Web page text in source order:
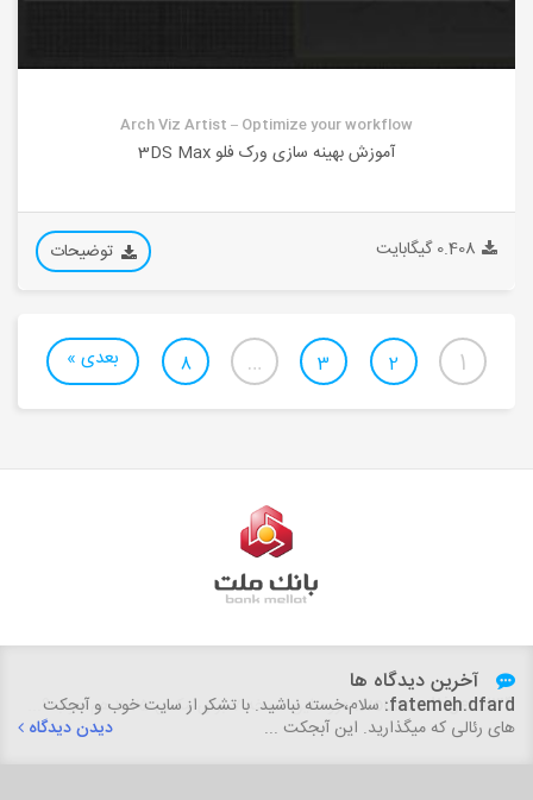
Arch Viz Artist – Optimize your workflow
آموزش بهینه سازی ورک فلو 3DS Max
0.408 گیگابایت توضیحات
1
2
3
…
8 بعدی »
آخرین دیدگاه ها
fatemeh.dfard: سلام،خسته نباشید. با تشکر از سایت خوب و آبجکت
های رئالی که میگذارید. این آبجکت ... دیدن دیدگاه